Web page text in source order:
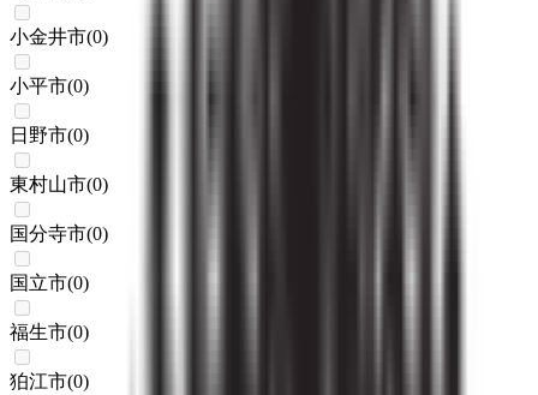
小金井市(0)
小平市(0)
日野市(0)
東村山市(0)
国分寺市(0)
国立市(0)
福生市(0)
狛江市(0)